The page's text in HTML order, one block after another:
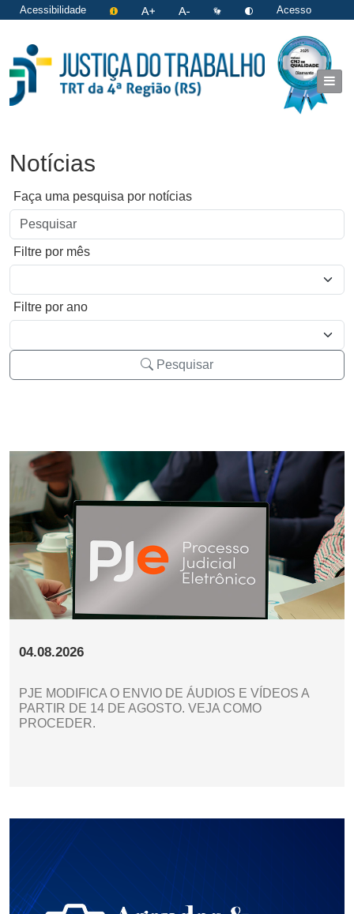
Acessibilidade
Acesso
Notícias
Faça uma pesquisa por notícias
Filtre por mês
Filtre por ano
Pesquisar
04.08.2026
PJE MODIFICA O ENVIO DE ÁUDIOS E VÍDEOS A
PARTIR DE 14 DE AGOSTO. VEJA COMO
PROCEDER.